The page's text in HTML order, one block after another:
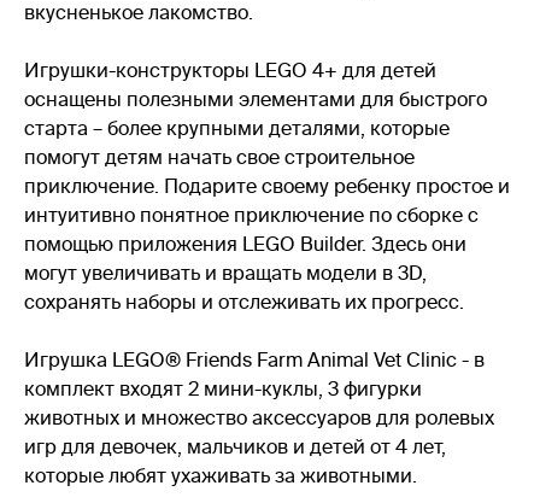
вкусненькое лакомство.
Игрушки-конструкторы LEGO 4+ для детей
оснащены полезными элементами для быстрого
старта – более крупными деталями, которые
помогут детям начать свое строительное
приключение. Подарите своему ребенку простое и
интуитивно понятное приключение по сборке с
помощью приложения LEGO Builder. Здесь они
могут увеличивать и вращать модели в 3D,
сохранять наборы и отслеживать их прогресс.
Игрушка LEGO® Friends Farm Animal Vet Clinic - в
комплект входят 2 мини-куклы, 3 фигурки
животных и множество аксессуаров для ролевых
игр для девочек, мальчиков и детей от 4 лет,
которые любят ухаживать за животными.